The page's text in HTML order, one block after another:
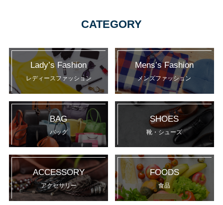
CATEGORY
Lady’s Fashion
レディースファッション
Mens’s Fashion
メンズファッション
BAG
バッグ
SHOES
靴・シューズ
ACCESSORY
アクセサリー
FOODS
食品